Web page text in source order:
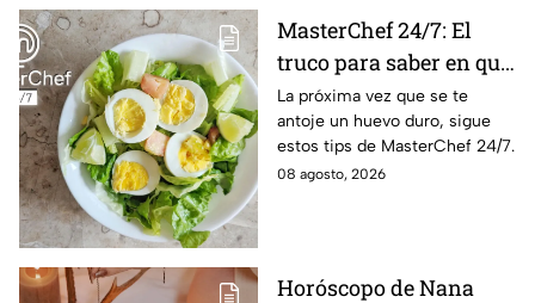
MasterChef 24/7: El
truco para saber en qué
momento está listo un
huevo cocido
La próxima vez que se te
antoje un huevo duro, sigue
estos tips de MasterChef 24/7.
08 agosto, 2026
Horóscopo de Nana